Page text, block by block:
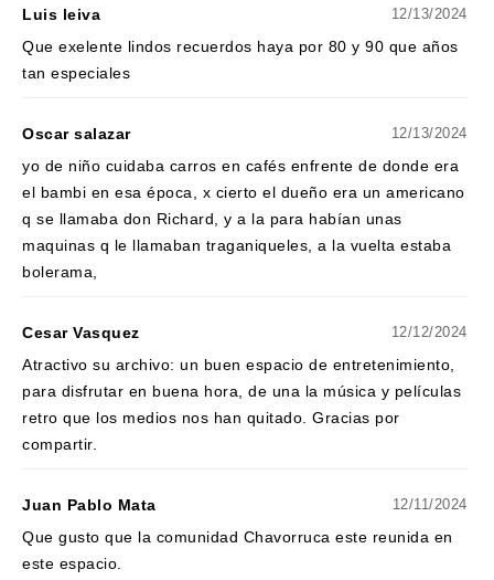
Luis leiva 12/13/2024
Que exelente lindos recuerdos haya por 80 y 90 que años
tan especiales
Oscar salazar 12/13/2024
yo de niño cuidaba carros en cafés enfrente de donde era
el bambi en esa época, x cierto el dueño era un americano
q se llamaba don Richard, y a la para habían unas
maquinas q le llamaban traganiqueles, a la vuelta estaba
bolerama,
Cesar Vasquez 12/12/2024
Atractivo su archivo: un buen espacio de entretenimiento,
para disfrutar en buena hora, de una la música y películas
retro que los medios nos han quitado. Gracias por
compartir.
Juan Pablo Mata 12/11/2024
Que gusto que la comunidad Chavorruca este reunida en
este espacio.